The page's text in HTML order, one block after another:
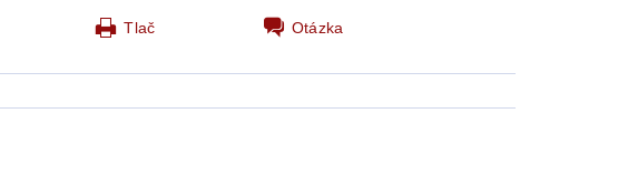
Tlač Otázka